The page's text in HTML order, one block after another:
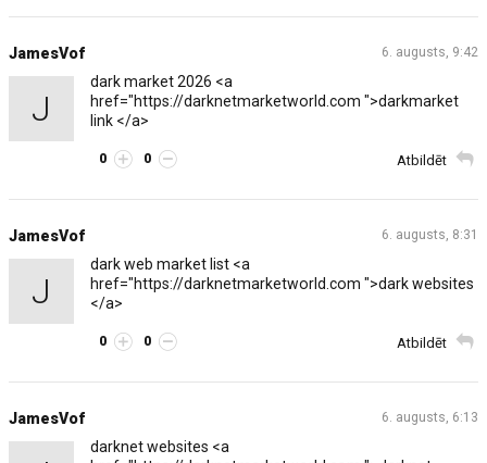
6. augusts, 9:42
JamesVof
J
dark market 2026 <a
href="https://darknetmarketworld.com ">darkmarket
link </a>
Atbildēt
0 0
6. augusts, 8:31
JamesVof
J
dark web market list <a
href="https://darknetmarketworld.com ">dark websites
</a>
Atbildēt
0 0
6. augusts, 6:13
JamesVof
darknet websites <a